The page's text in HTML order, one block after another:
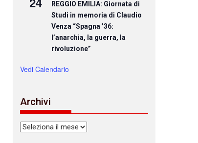
REGGIO EMILIA: Giornata di
Studi in memoria di Claudio
Venza “Spagna ’36:
l’anarchia, la guerra, la
rivoluzione”
Vedi Calendario
Archivi
Archivi